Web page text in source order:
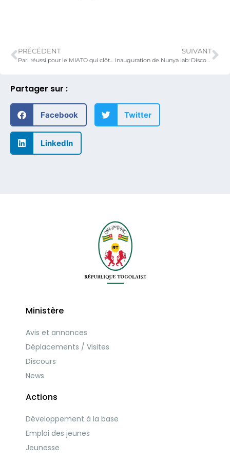
Partager sur :
Facebook Twitter
LinkedIn
PRÉCÉDENT
Pari réussi pour le MIATO qui clôture en toute beauté
SUIVANT
Inauguration de Nunya lab: Discours du Ministre
Ministère
Avis et annonces
Déplacements / Visites
Discours
News
Actions
Développement à la base
Emploi des jeunes
Jeunesse